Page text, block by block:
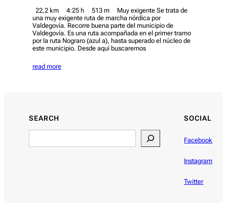
22,2 km 4:25 h 513 m Muy exigente Se trata de
una muy exigente ruta de marcha nórdica por
Valdegovía. Recorre buena parte del municipio de
Valdegovía. Es una ruta acompañada en el primer tramo
por la ruta Nograro (azul a), hasta superado el núcleo de
este municipio. Desde aquí buscaremos
read more
SEARCH SOCIAL
Facebook
Instagram
Twitter